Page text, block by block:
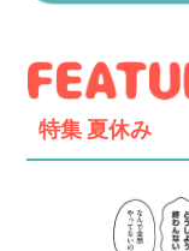
特集 夏休み